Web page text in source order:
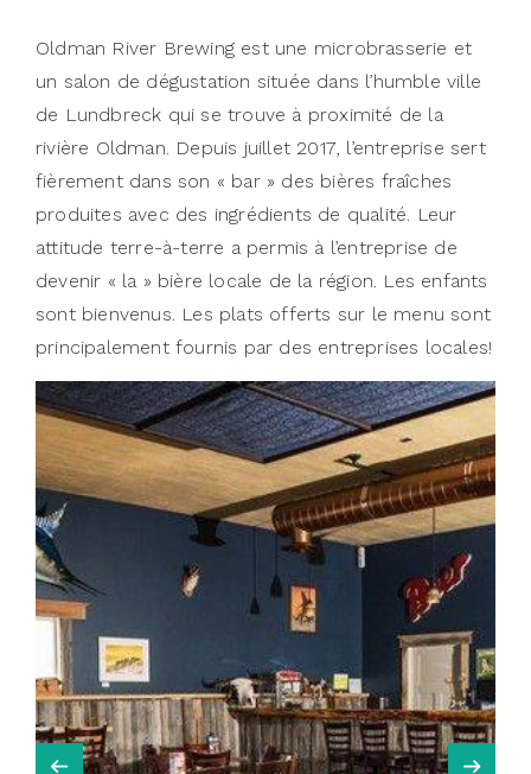
Oldman River Brewing est une microbrasserie et
un salon de dégustation située dans l’humble ville
de Lundbreck qui se trouve à proximité de la
rivière Oldman. Depuis juillet 2017, l’entreprise sert
fièrement dans son « bar » des bières fraîches
produites avec des ingrédients de qualité. Leur
attitude terre-à-terre a permis à l’entreprise de
devenir « la » bière locale de la région. Les enfants
sont bienvenus. Les plats offerts sur le menu sont
principalement fournis par des entreprises locales!